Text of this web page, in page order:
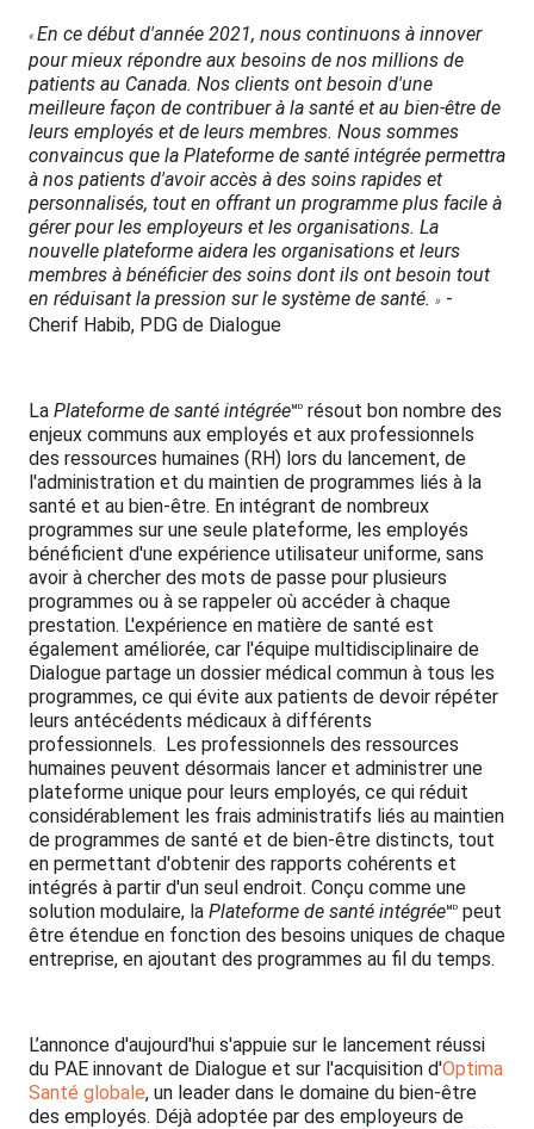
« En ce début d'année 2021, nous continuons à innover
pour mieux répondre aux besoins de nos millions de
patients au Canada. Nos clients ont besoin d'une
meilleure façon de contribuer à la santé et au bien-être de
leurs employés et de leurs membres. Nous sommes
convaincus que la Plateforme de santé intégrée permettra
à nos patients d'avoir accès à des soins rapides et
personnalisés, tout en offrant un programme plus facile à
gérer pour les employeurs et les organisations. La
nouvelle plateforme aidera les organisations et leurs
membres à bénéficier des soins dont ils ont besoin tout
en réduisant la pression sur le système de santé. » -
Cherif Habib, PDG de Dialogue
La Plateforme de santé intégrée🅫 résout bon nombre des
enjeux communs aux employés et aux professionnels
des ressources humaines (RH) lors du lancement, de
l'administration et du maintien de programmes liés à la
santé et au bien-être. En intégrant de nombreux
programmes sur une seule plateforme, les employés
bénéficient d'une expérience utilisateur uniforme, sans
avoir à chercher des mots de passe pour plusieurs
programmes ou à se rappeler où accéder à chaque
prestation. L'expérience en matière de santé est
également améliorée, car l'équipe multidisciplinaire de
Dialogue partage un dossier médical commun à tous les
programmes, ce qui évite aux patients de devoir répéter
leurs antécédents médicaux à différents
professionnels. Les professionnels des ressources
humaines peuvent désormais lancer et administrer une
plateforme unique pour leurs employés, ce qui réduit
considérablement les frais administratifs liés au maintien
de programmes de santé et de bien-être distincts, tout
en permettant d'obtenir des rapports cohérents et
intégrés à partir d'un seul endroit. Conçu comme une
solution modulaire, la Plateforme de santé intégrée🅫 peut
être étendue en fonction des besoins uniques de chaque
entreprise, en ajoutant des programmes au fil du temps.
L’annonce d'aujourd'hui s'appuie sur le lancement réussi
du PAE innovant de Dialogue et sur l'acquisition d'Optima
Santé globale, un leader dans le domaine du bien-être
des employés. Déjà adoptée par des employeurs de